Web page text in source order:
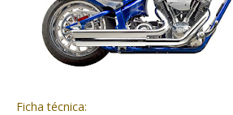
Ficha técnica: